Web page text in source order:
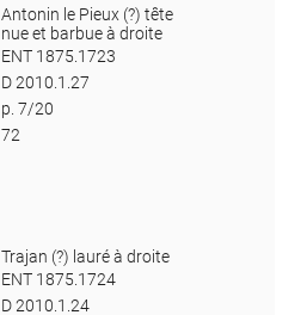
Antonin le Pieux (?) tête
nue et barbue à droite
ENT 1875.1723
D 2010.1.27
p. 7/20
72
Trajan (?) lauré à droite
ENT 1875.1724
D 2010.1.24